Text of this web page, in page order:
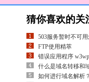
猜你喜欢的关
503服务暂时不可
FTP使用精萃
错误应用程序
什么是域名转移和
如何进行域名解析